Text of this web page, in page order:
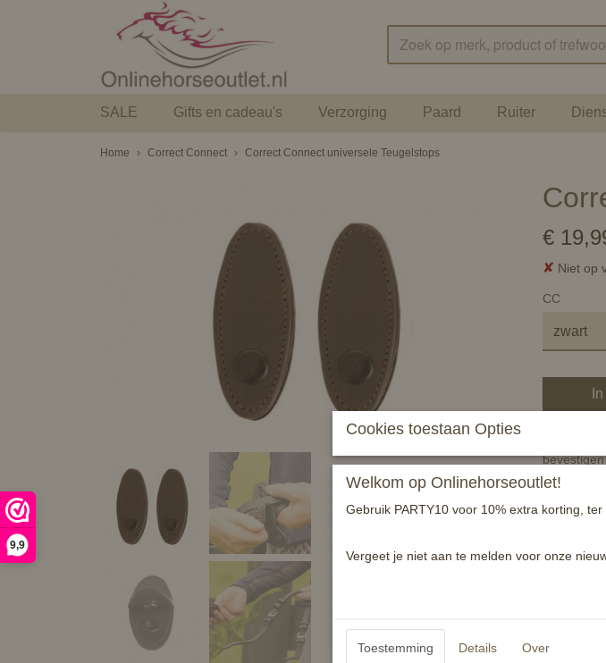
9,9
SALE Gifts en cadeau's Verzorging Paard Ruiter
Home › Correct Connect › Correct Connect universele Teugelstops
€
✘ Niet op
CC
Dankzij
Met
teugel zal
Cookies toestaan Opties
Welkom op Onlinehorseoutlet!
Gebruik PARTY10 voor 10% extra korting,
Vergeet je niet aan te melden voor onze
Toestemming Details Over